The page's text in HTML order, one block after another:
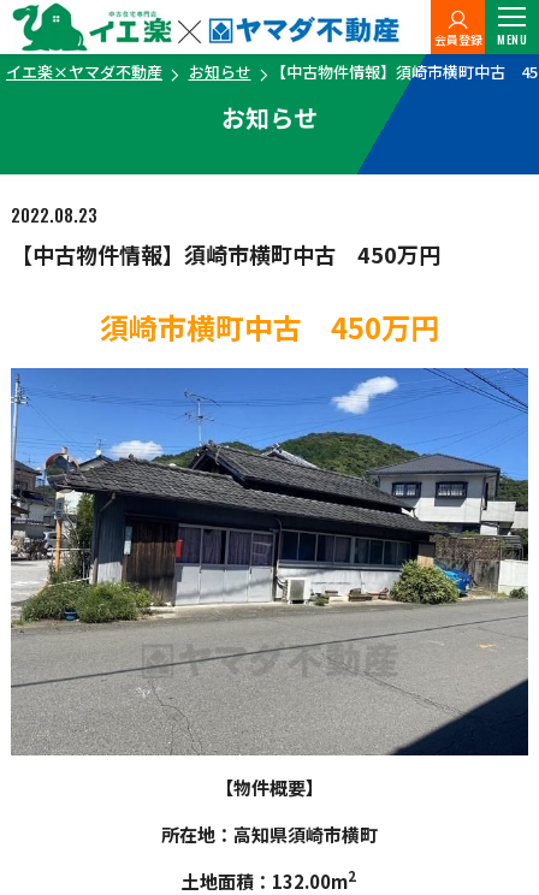
会員登録 MENU
イエ楽×ヤマダ不動産 お知らせ 【中古物件情報】須崎市横町中古
お知らせ
2022.08.23
【中古物件情報】須崎市横町中古 450万円
須崎市横町中古 450万円
【物件概要】
所在地：高知県須崎市横町
土地面積：132.00m2